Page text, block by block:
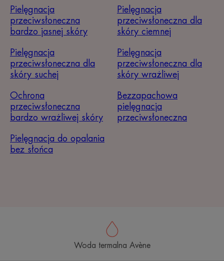
Pielęgnacja
przeciwsłoneczna
bardzo jasnej skóry
Pielęgnacja
przeciwsłoneczna dla
skóry ciemnej
Pielęgnacja
przeciwsłoneczna dla
skóry suchej
Pielęgnacja
przeciwsłoneczna dla
skóry wrażliwej
Ochrona
przeciwsłoneczna
bardzo wrażliwej skóry
Bezzapachowa
pielęgnacja
przeciwsłoneczna
Pielęgnacja do opalania
bez słońca
Woda termalna Avène